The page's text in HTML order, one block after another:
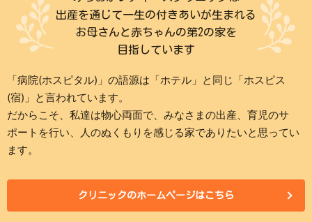
出産を通じて一生の付きあいが生まれる
お母さんと赤ちゃんの第2の家を
目指しています
「病院(ホスピタル)」の語源は「ホテル」と同じ「ホスピス
(宿)」と言われています。
だからこそ、私達は物心両面で、みなさまの出産、育児のサ
ポートを行い、人のぬくもりを感じる家でありたいと思ってい
ます。
クリニックのホームページはこちら